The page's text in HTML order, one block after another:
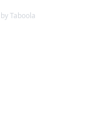
by Taboola